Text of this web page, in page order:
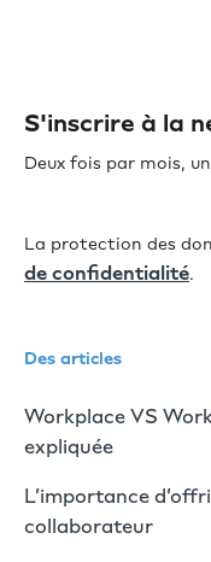
S'inscrire à la
Deux fois par mois,
La protection des
de confidentialité.
Des articles
Workplace VS
expliquée
L’importance
collaborateur